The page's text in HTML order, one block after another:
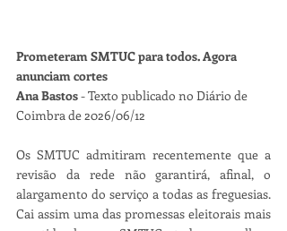
Prometeram SMTUC para todos. Agora
anunciam cortes
Ana Bastos - Texto publicado no Diário de
Coimbra de 2026/06/12
Os SMTUC admitiram recentemente que a
revisão da rede não garantirá, afinal, o
alargamento do serviço a todas as freguesias.
Cai assim uma das promessas eleitorais mais